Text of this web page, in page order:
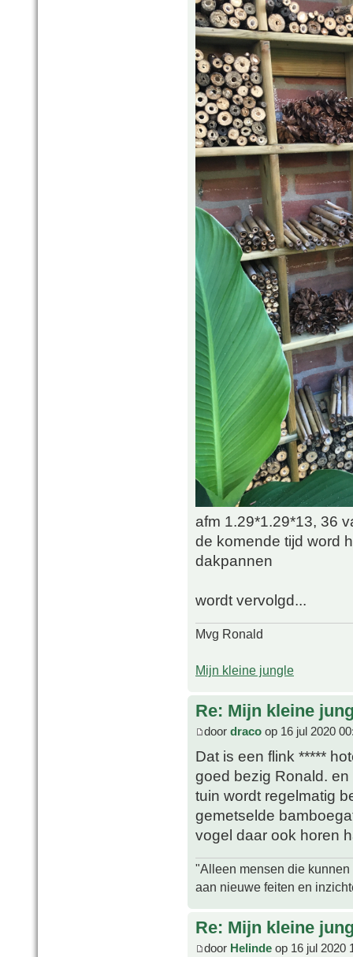
afm 1.29*1.29*13, 36
de komende tijd word
dakpannen
wordt vervolgd...
Mvg Ronald
Mijn kleine jungle
Re: Mijn kleine
door draco op 16 jul 2020
Dat is een flink *****
goed bezig Ronald.
tuin wordt regelmatig
gemetselde
vogel daar ook horen
"Alleen mensen die
aan nieuwe feiten en
Re: Mijn kleine
door Helinde op 16 jul 2020